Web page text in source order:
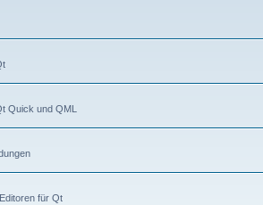
Quick und QML
für Qt